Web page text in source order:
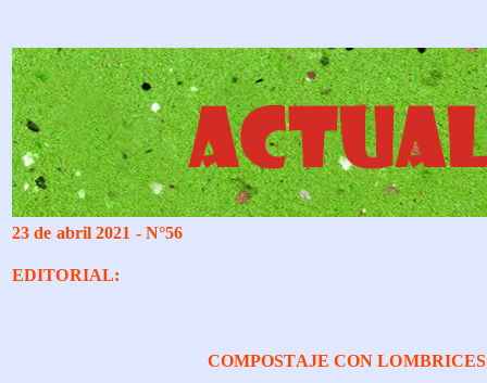
23 de abril 2021 - N°56
EDITORIAL:
COMPOSTAJE CON